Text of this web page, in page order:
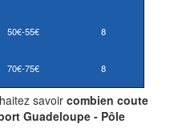
50€-55€ 8
70€-75€ 8
savoir combien coute
Guadeloupe - Pôle